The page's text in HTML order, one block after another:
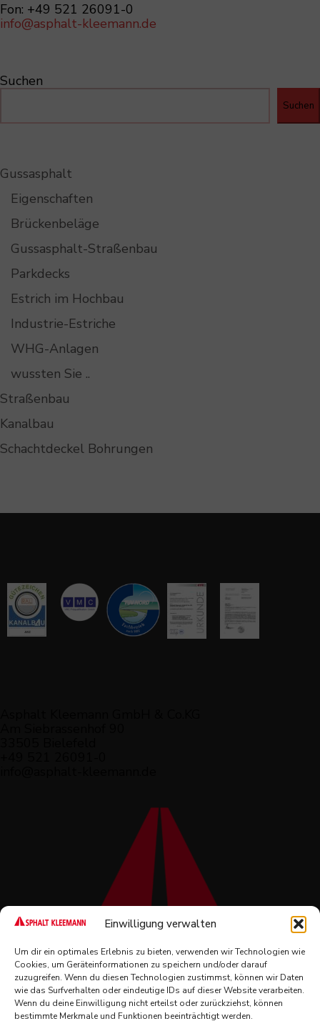
Einwilligung verwalten
Um dir ein optimales Erlebnis zu bieten, verwenden wir Technologien wie
Cookies, um Geräteinformationen zu speichern und/oder darauf
zuzugreifen. Wenn du diesen Technologien zustimmst, können wir Daten
wie das Surfverhalten oder eindeutige IDs auf dieser Website verarbeiten.
Wenn du deine Einwilligung nicht erteilst oder zurückziehst, können
bestimmte Merkmale und Funktionen beeinträchtigt werden.
Fon: +49 521 26091-0
info@asphalt-kleemann.de
Suchen
Suchen
Gussasphalt
Eigenschaften
Brückenbeläge
Gussasphalt-Straßenbau
Parkdecks
Estrich im Hochbau
Industrie-Estriche
WHG-Anlagen
wussten Sie ..
Straßenbau
Kanalbau
Schachtdeckel Bohrungen
Datenschutz
Cookie Richtlinie
AGB